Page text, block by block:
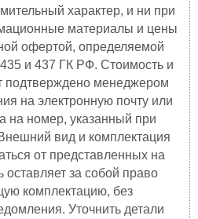
характер, и ни при
материалы и цены
офертой, определяемой
и 437 ГК РФ. Стоимость и
подтверждено менеджером
на электронную почту или
на номер, указанный при
вид и комплектация
от представленных на
оставляет за собой право
комплектацию, без
Уточнить детали